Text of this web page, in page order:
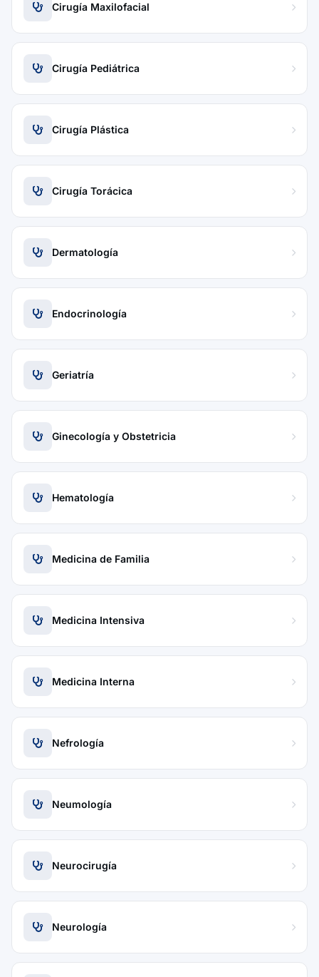
Cirugía Maxilofacial
Cirugía Pediátrica
Cirugía Plástica
Cirugía Torácica
Dermatología
Endocrinología
Geriatría
Ginecología y Obstetricia
Hematología
Medicina de Familia
Medicina Intensiva
Medicina Interna
Nefrología
Neumología
Neurocirugía
Neurología